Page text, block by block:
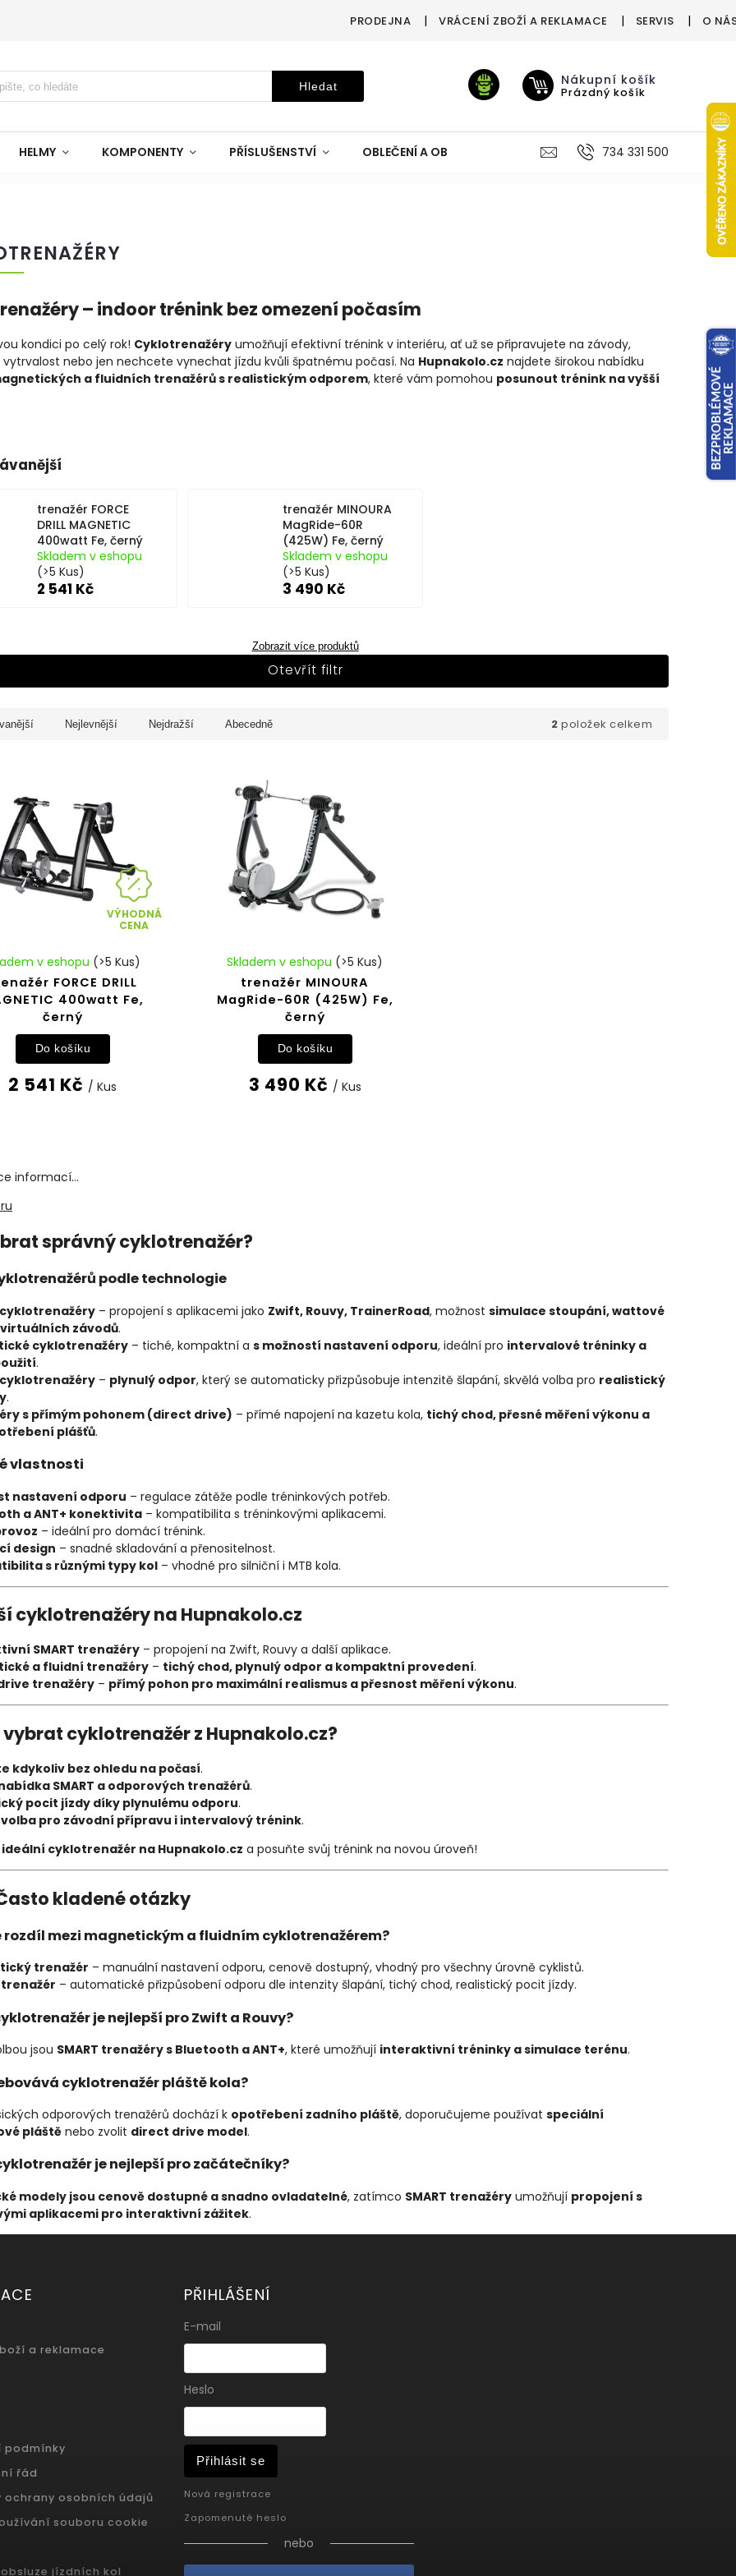
PRODEJNA VRÁCENÍ ZBOŽÍ A REKLAMACE SERVIS O
Hledat Nákupní košík
Prázdný košík
HELMY KOMPONENTY PŘÍSLUŠENSTVÍ OBLEČENÍ A OBUV VÝŽIVA VÝPRODEJ %
734 331 500
– indoor trénink bez omezení počasím
kondici po celý rok! Cyklotrenažéry umožňují efektivní trénink v interiéru, ať už se připravujete na závody,
vytrvalost nebo jen nechcete vynechat jízdu kvůli špatnému počasí. Na Hupnakolo.cz najdete širokou nabídku
a fluidních trenažérů s realistickým odporem, které vám pomohou posunout trénink na vyšší
trenažér FORCE
DRILL MAGNETIC
400watt Fe, černý
Skladem v eshopu
(>5 Kus)
2 541 Kč
trenažér MINOURA
MagRide-60R
(425W) Fe, černý
Skladem v eshopu
(>5 Kus)
3 490 Kč
Zobrazit více produktů
Otevřít filtr
Nejlevnější Nejdražší Abecedně 2 položek celkem
VÝHODNÁ
CENA
FORCE DRILL
400watt Fe,
černý
v eshopu (>5 Kus)
2 541 Kč / Kus
Do košíku
trenažér MINOURA
MagRide-60R (425W) Fe,
černý
Skladem v eshopu (>5 Kus)
3 490 Kč / Kus
Do košíku
informací...
správný cyklotrenažér?
podle technologie
cyklotrenažéry – propojení s aplikacemi jako Zwift, Rouvy, TrainerRoad, možnost simulace stoupání, wattové
závodů.
cyklotrenažéry – tiché, kompaktní a s možností nastavení odporu, ideální pro intervalové tréninky a
.
– plynulý odpor, který se automaticky přizpůsobuje intenzitě šlapání, skvělá volba pro realistický
.
s přímým pohonem (direct drive) – přímé napojení na kazetu kola, tichý chod, přesné měření výkonu a
plášťů.
vlastnosti
nastavení odporu – regulace zátěže podle tréninkových potřeb.
a ANT+ konektivita – kompatibilita s tréninkovými aplikacemi.
– ideální pro domácí trénink.
design – snadné skladování a přenositelnost.
s různými typy kol – vhodné pro silniční i MTB kola.
cyklotrenažéry na Hupnakolo.cz
SMART trenažéry – propojení na Zwift, Rouvy a další aplikace.
a fluidní trenažéry – tichý chod, plynulý odpor a kompaktní provedení.
trenažéry – přímý pohon pro maximální realismus a přesnost měření výkonu.
vybrat cyklotrenažér z Hupnakolo.cz?
kdykoliv bez ohledu na počasí.
SMART a odporových trenažérů.
pocit jízdy díky plynulému odporu.
pro závodní přípravu i intervalový trénink.
ideální cyklotrenažér na Hupnakolo.cz a posuňte svůj trénink na novou úroveň!
kladené otázky
rozdíl mezi magnetickým a fluidním cyklotrenažérem?
trenažér – manuální nastavení odporu, cenově dostupný, vhodný pro všechny úrovně cyklistů.
– automatické přizpůsobení odporu dle intenzity šlapání, tichý chod, realistický pocit jízdy.
je nejlepší pro Zwift a Rouvy?
jsou SMART trenažéry s Bluetooth a ANT+, které umožňují interaktivní tréninky a simulace terénu.
cyklotrenažér pláště kola?
odporových trenažérů dochází k opotřebení zadního pláště, doporučujeme používat speciální
pláště nebo zvolit direct drive model.
je nejlepší pro začátečníky?
modely jsou cenově dostupné a snadno ovladatelné, zatímco SMART trenažéry umožňují propojení s
aplikacemi pro interaktivní zážitek.
a reklamace
podmínky
řád
ochrany osobních údajů
souboru cookie
jízdních kol
PŘIHLÁŠENÍ
E-mail
Heslo
Přihlásit se
Nová registrace
Zapomenuté heslo
nebo